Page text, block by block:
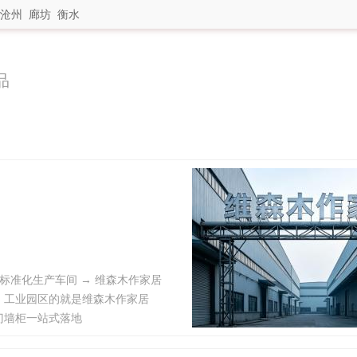
沧州 廊坊 衡水
准化生产车间 → 维森木作家居
业园区的就是维森木作家居
柜一站式落地